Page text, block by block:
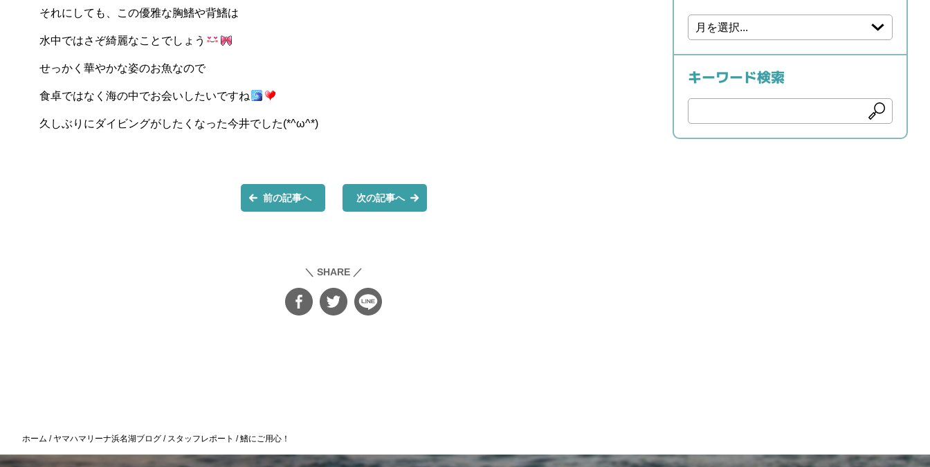
それにしても、この優雅な胸鰭や背鰭は
水中ではさぞ綺麗なことでしょう
せっかく華やかな姿のお魚なので
食卓ではなく海の中でお会いしたいですね
久しぶりにダイビングがしたくなった今井でした(*^ω^*)
前の記事へ 次の記事へ
＼ SHARE ／
キーワード検索
ホーム ヤマハマリーナ浜名湖ブログ スタッフレポート 鰭にご用心！